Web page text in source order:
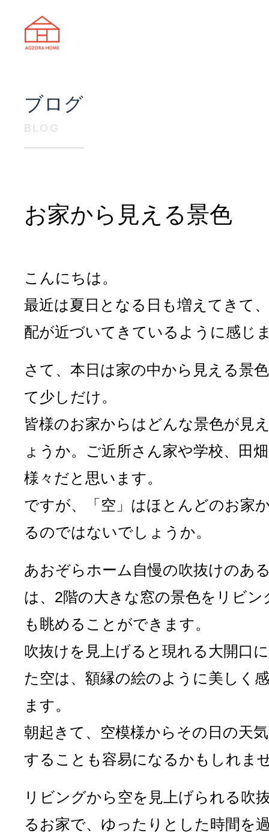
ブログ
BLOG
お家から見える景色
こんにちは。
最近は夏日となる日も増えてきて
配が近づいてきているように感じ
さて、本日は家の中から見える景
て少しだけ。
皆様のお家からはどんな景色が見
ょうか。ご近所さん家や学校、田
様々だと思います。
ですが、「空」はほとんどのお家
るのではないでしょうか。
あおぞらホーム自慢の吹抜けのあ
は、2階の大きな窓の景色をリビン
も眺めることができます。
吹抜けを見上げると現れる大開口
た空は、額縁の絵のように美しく
ます。
朝起きて、空模様からその日の天
することも容易になるかもしれま
リビングから空を見上げられる吹
るお家で、ゆったりとした時間を